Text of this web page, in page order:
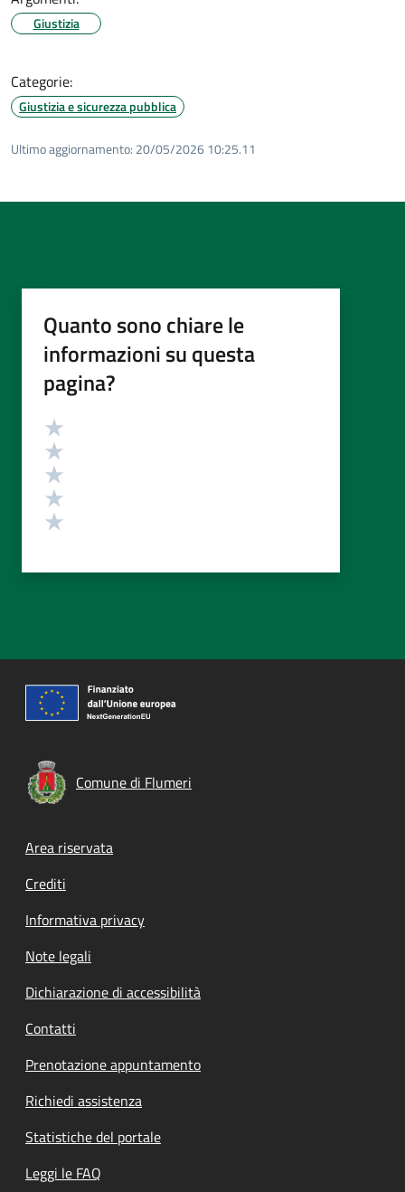
Giustizia
Categorie:
Giustizia e sicurezza pubblica
Ultimo aggiornamento: 20/05/2026 10:25.11
Quanto sono chiare le
informazioni su questa
pagina?
Valutazione
Comune di Flumeri
Footer menu
Area riservata
Crediti
Informativa privacy
Note legali
Dichiarazione di accessibilità
Contatti
Prenotazione appuntamento
Richiedi assistenza
Statistiche del portale
Leggi le FAQ